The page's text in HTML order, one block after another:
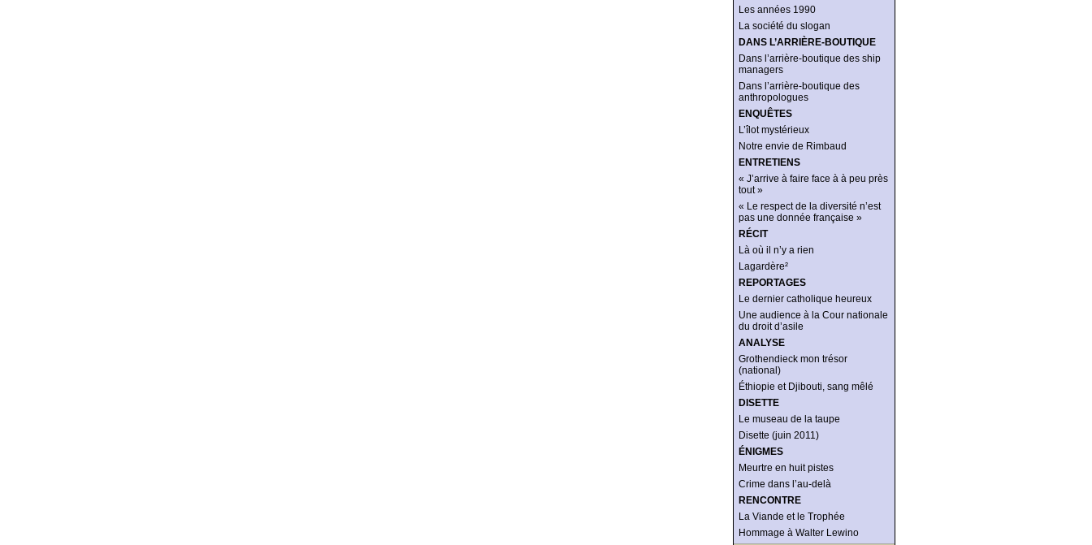
Les années 1990
La société du slogan
DANS L’ARRIÈRE-BOUTIQUE
Dans l’arrière-boutique des ship
managers
Dans l’arrière-boutique des
anthropologues
ENQUÊTES
L’îlot mystérieux
Notre envie de Rimbaud
ENTRETIENS
« J’arrive à faire face à à peu près
tout »
« Le respect de la diversité n’est
pas une donnée française »
RÉCIT
Là où il n’y a rien
Lagardère²
REPORTAGES
Le dernier catholique heureux
Une audience à la Cour nationale
du droit d’asile
ANALYSE
Grothendieck mon trésor
(national)
Éthiopie et Djibouti, sang mêlé
DISETTE
Le museau de la taupe
Disette (juin 2011)
ÉNIGMES
Meurtre en huit pistes
Crime dans l’au-delà
RENCONTRE
La Viande et le Trophée
Hommage à Walter Lewino